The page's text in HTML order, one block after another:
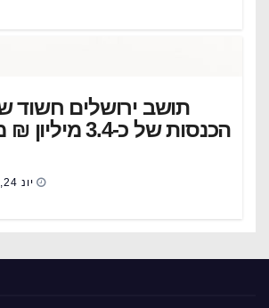
תושב ירושלים חשוד
הכנסות של כ-
יונ 24, 2026